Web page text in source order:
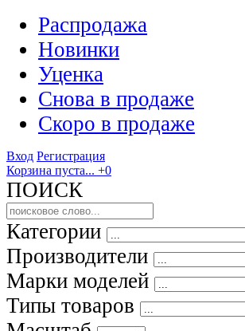
Распродажа
Новинки
Уценка
Снова в продаже
Скоро в продаже
Вход Регистрация
Корзина пуста... +0
ПОИСК
Категории
Производители
Марки моделей
Типы товаров